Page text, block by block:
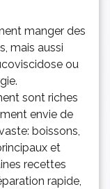
manger des
mais aussi
ou
sont riches
envie de
boissons,
et
recettes
rapide,